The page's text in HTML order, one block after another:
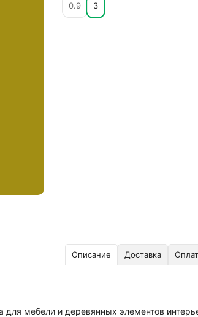
0.9
3
Описание Доставка
мебели и деревянных элементов